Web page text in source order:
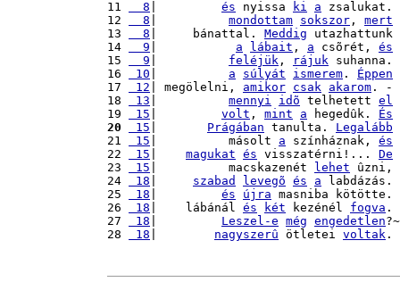
11
  8
és nyissa ki a zsalukat.
12
  8
mondottam sokszor , mert
13
  8
|     bánattal. Meddig utazhattunk
14
  9
a lábait , a csõrét, és
15
  9
feléjük , rájuk suhanna.
16
10 a súlyát ismerem . Éppen
17
12 | megölelni, amikor csak akarom . -
18
13 mennyi idõ telhetett el
19
15 volt , mint a hegedûk. És
20
15 Prágában tanulta. Legalább
21
15 |          másolt a színháznak, és
22
15 magukat és visszatérni!... De
23
15 |          macskazenét lehet ûzni,
24
18 szabad levegõ és a labdázás.
25
18 és újra masniba kötötte.
26
18 |    lábánál és két kezénél fogva .
27
18 Leszel-e még engedetlen?~
28
18 nagyszerû ötletei voltak .